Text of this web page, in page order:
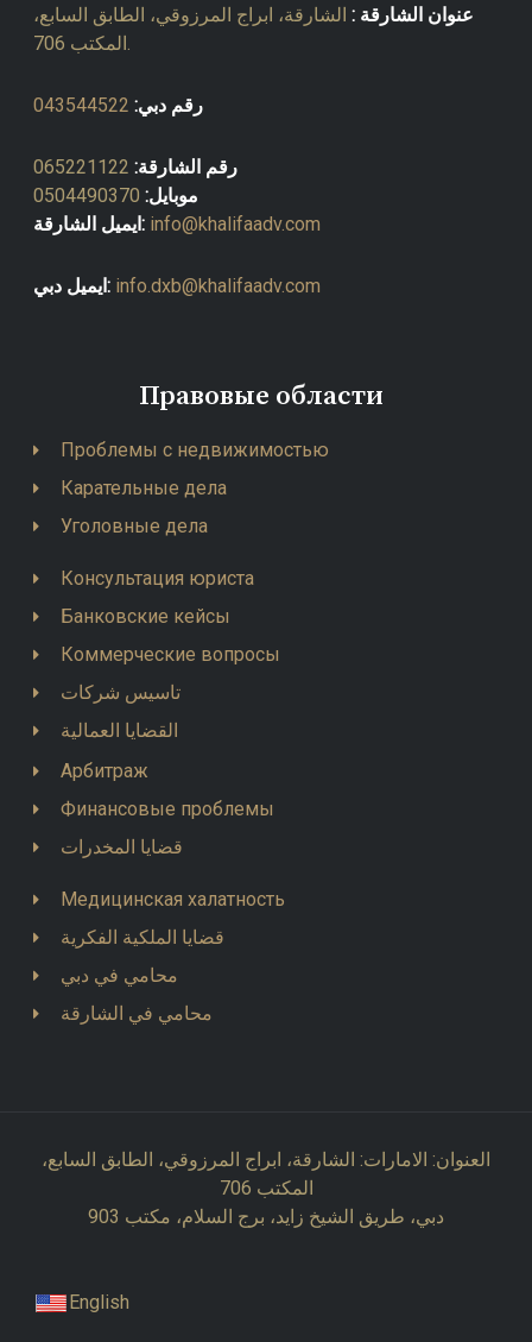
عنوان الشارقة : الشارقة، ابراج المرزوقي، الطابق السابع،
رقم دبي: 043544522
رقم الشارقة: 065221122
موبايل: 0504490370
ايميل الشارقة: info@khalifaadv.com
ايميل دبي: info.dxb@khalifaadv.com
Правовые области
Проблемы с недвижимостью
Карательные дела
Уголовные дела
Консультация юриста
Банковские кейсы
Коммерческие вопросы
تاسيس شركات
القضايا العمالية
Арбитраж
Финансовые проблемы
قضايا المخدرات
Медицинская халатность
قضايا الملكية الفكرية
محامي في دبي
محامي في الشارقة
العنوان: الامارات: الشارقة، ابراج المرزوقي، الطابق السابع،
المكتب 706
دبي، طريق الشيخ زايد، برج السلام، مكتب 903
English